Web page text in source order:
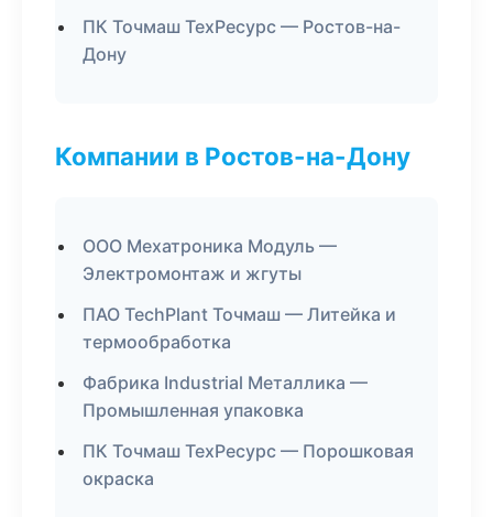
ПК Точмаш ТехРесурс — Ростов-на-
Дону
Компании в Ростов-на-Дону
ООО Мехатроника Модуль —
Электромонтаж и жгуты
ПАО TechPlant Точмаш — Литейка и
термообработка
Фабрика Industrial Металлика —
Промышленная упаковка
ПК Точмаш ТехРесурс — Порошковая
окраска